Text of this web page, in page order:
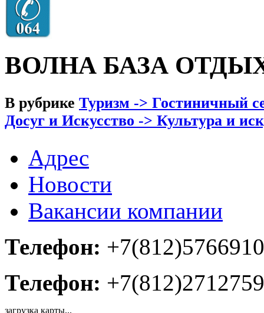
ВОЛНА БАЗА
В рубрике Туризм -> Гостиничный
Досуг и Искусство -> Культура и
Адрес
Новости
Вакансии компании
Телефон: +7(812)5766910
Телефон: +7(812)2712759
загрузка карты...